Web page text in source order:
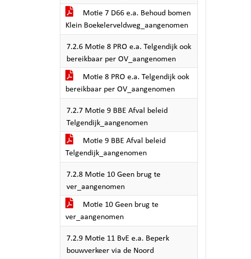
Motie 7 D66 e.a. Behoud bomen
Klein Boekelerveldweg_aangenomen
7.2.6 Motie 8 PRO e.a. Telgendijk ook
bereikbaar per OV_aangenomen
Motie 8 PRO e.a. Telgendijk ook
bereikbaar per OV_aangenomen
7.2.7 Motie 9 BBE Afval beleid
Telgendijk_aangenomen
Motie 9 BBE Afval beleid
Telgendijk_aangenomen
7.2.8 Motie 10 Geen brug te
ver_aangenomen
Motie 10 Geen brug te
ver_aangenomen
7.2.9 Motie 11 BvE e.a. Beperk
bouwverkeer via de Noord